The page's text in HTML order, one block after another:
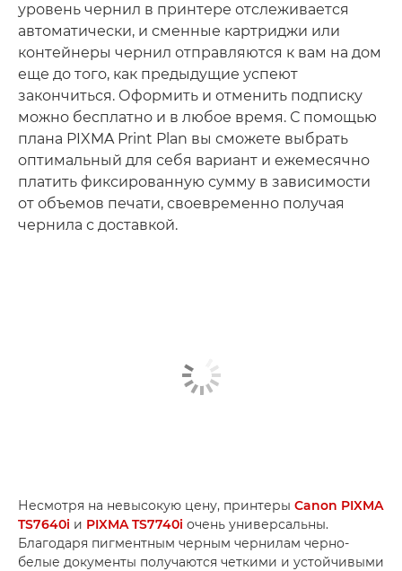
уровень чернил в принтере отслеживается
автоматически, и сменные картриджи или
контейнеры чернил отправляются к вам на дом
еще до того, как предыдущие успеют
закончиться. Оформить и отменить подписку
можно бесплатно и в любое время. С помощью
плана PIXMA Print Plan вы сможете выбрать
оптимальный для себя вариант и ежемесячно
платить фиксированную сумму в зависимости
от объемов печати, своевременно получая
чернила с доставкой.
Несмотря на невысокую цену, принтеры Canon PIXMA
TS7640i и PIXMA TS7740i очень универсальны.
Благодаря пигментным черным чернилам черно-
белые документы получаются четкими и устойчивыми